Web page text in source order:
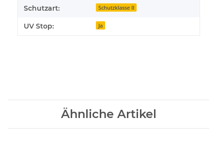
Schutzart: Schutzklasse II
UV Stop: Ja
Ähnliche Artikel